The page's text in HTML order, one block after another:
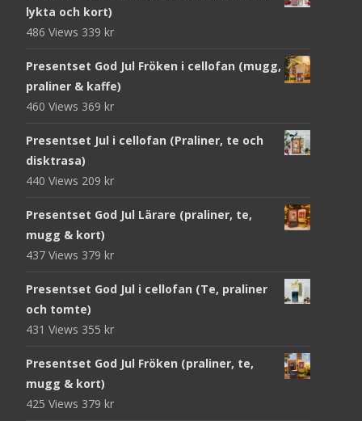
lykta och kort)
486 Views 339 kr
Presentset God Jul Fröken i cellofan (mugg,
praliner & kaffe)
460 Views 369 kr
Presentset Jul i cellofan (Praliner, te och
disktrasa)
440 Views 209 kr
Presentset God Jul Lärare (praliner, te,
mugg & kort)
437 Views 379 kr
Presentset God Jul i cellofan (Te, praliner
och tomte)
431 Views 355 kr
Presentset God Jul Fröken (praliner, te,
mugg & kort)
425 Views 379 kr